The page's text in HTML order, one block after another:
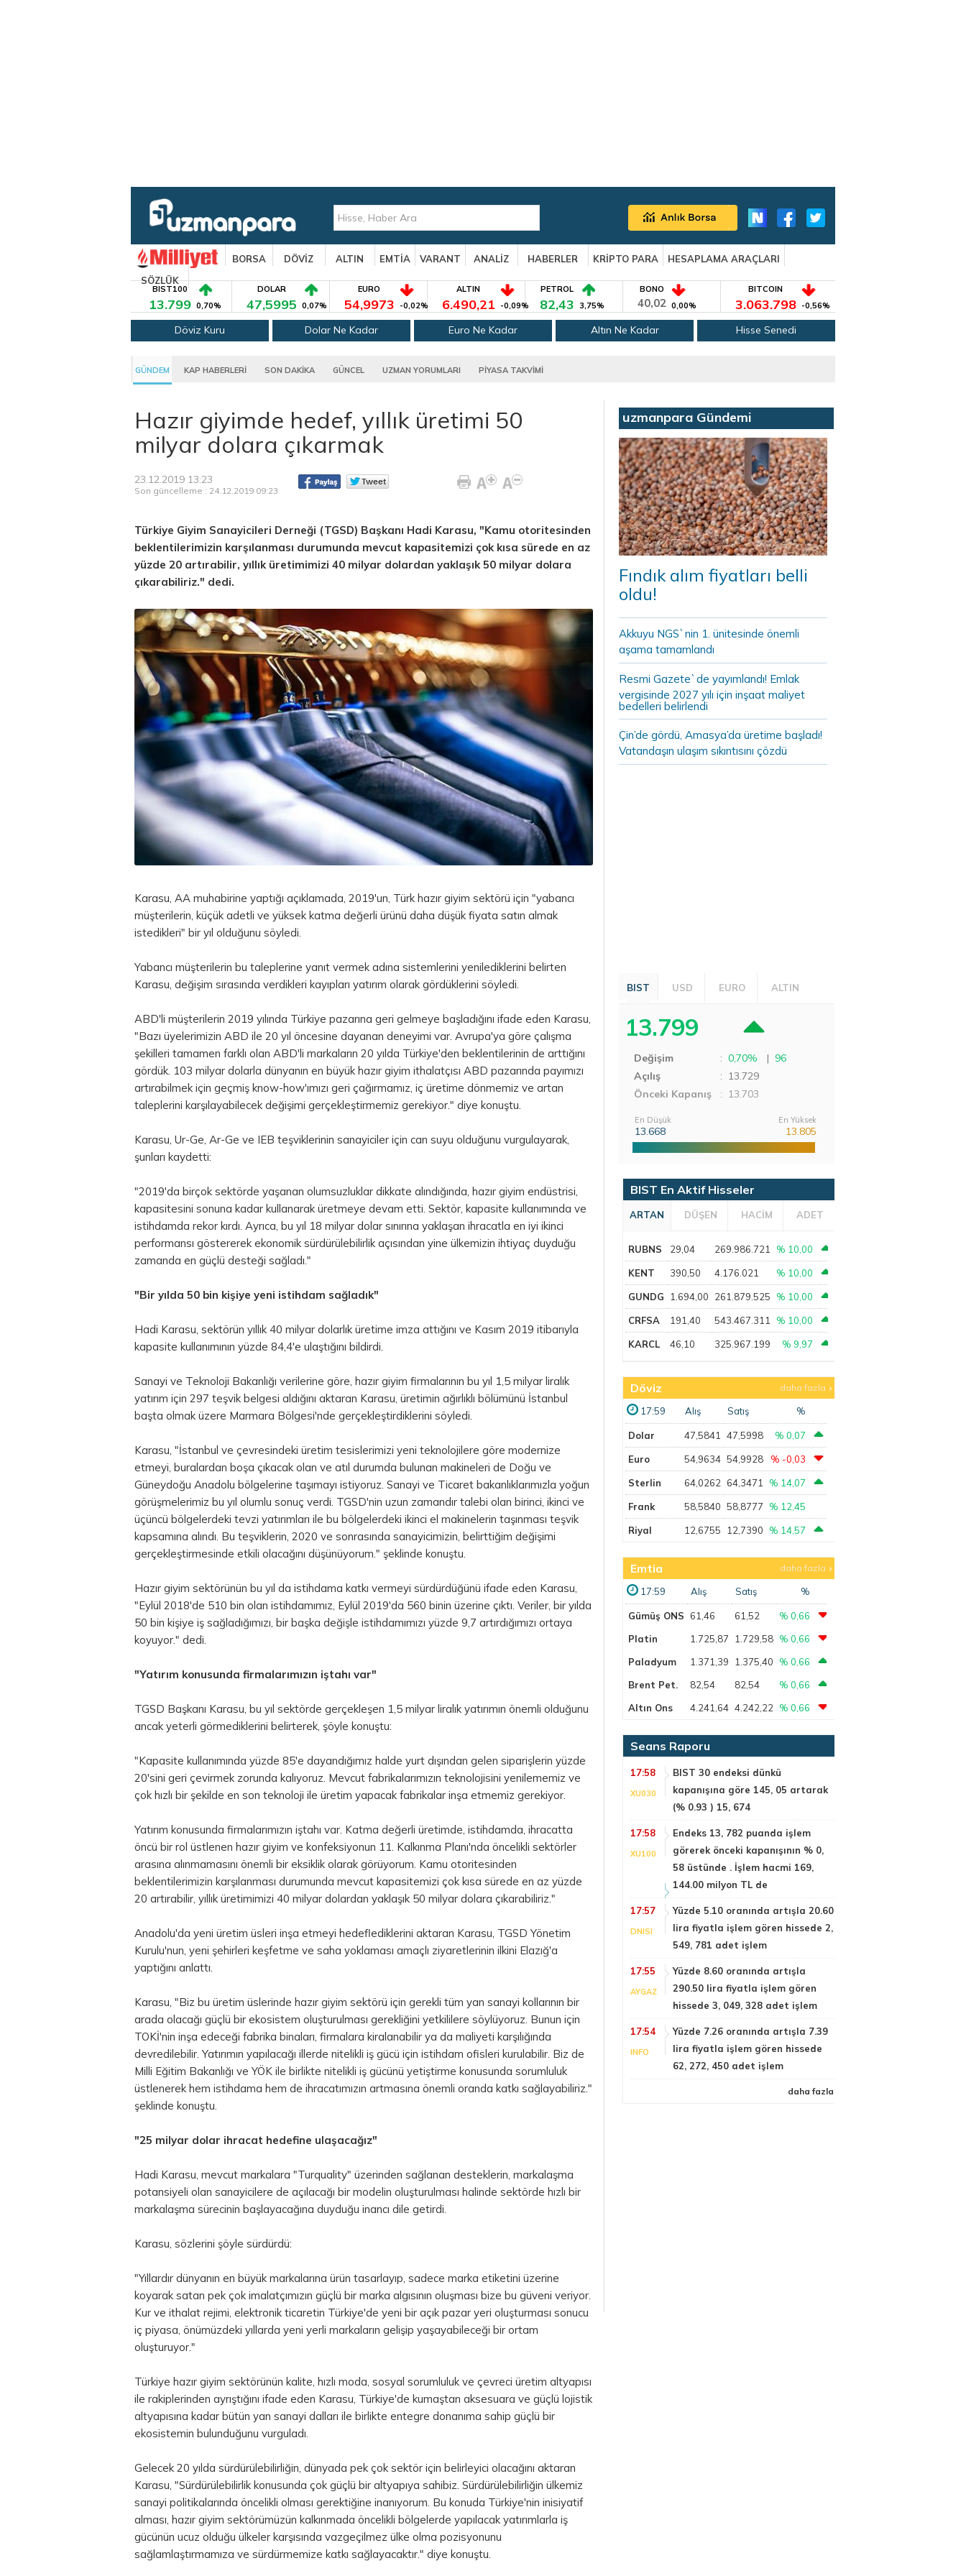
BORSA DÖVİZ ALTIN EMTİA VARANT ANALİZ HABERLER KRİPTO PARA
HESAPLAMA ARAÇLARI
SÖZLÜK
BIST100
13.799 0,70%
DOLAR
47,5995 0,07%
EURO
54,9973 -0,02%
ALTIN
6.490,21 -0,09%
PETROL
82,43 3,75%
BONO
40,02 0,00%
BITCOIN
3.063.798 -0,56%
Döviz Kuru Dolar Ne Kadar Euro Ne Kadar Altın Ne Kadar Hisse Senedi
GÜNDEM KAP HABERLERİ SON DAKİKA GÜNCEL UZMAN YORUMLARI PİYASA TAKVİMİ
Hazır giyimde hedef, yıllık üretimi 50
milyar dolara çıkarmak
23.12.2019 13:23
Son güncelleme : 24.12.2019 09:23
Türkiye Giyim Sanayicileri Derneği (TGSD) Başkanı Hadi Karasu, "Kamu otoritesinden
beklentilerimizin karşılanması durumunda mevcut kapasitemizi çok kısa sürede en az
yüzde 20 artırabilir, yıllık üretimimizi 40 milyar dolardan yaklaşık 50 milyar dolara
çıkarabiliriz." dedi.
Karasu, AA muhabirine yaptığı açıklamada, 2019'un, Türk hazır giyim sektörü için "yabancı
müşterilerin, küçük adetli ve yüksek katma değerli ürünü daha düşük fiyata satın almak
istedikleri" bir yıl olduğunu söyledi.
Yabancı müşterilerin bu taleplerine yanıt vermek adına sistemlerini yenilediklerini belirten
Karasu, değişim sırasında verdikleri kayıpları yatırım olarak gördüklerini söyledi.
ABD'li müşterilerin 2019 yılında Türkiye pazarına geri gelmeye başladığını ifade eden Karasu,
"Bazı üyelerimizin ABD ile 20 yıl öncesine dayanan deneyimi var. Avrupa'ya göre çalışma
şekilleri tamamen farklı olan ABD'li markaların 20 yılda Türkiye'den beklentilerinin de arttığını
gördük. 103 milyar dolarla dünyanın en büyük hazır giyim ithalatçısı ABD pazarında payımızı
artırabilmek için geçmiş know-how'ımızı geri çağırmamız, iç üretime dönmemiz ve artan
taleplerini karşılayabilecek değişimi gerçekleştirmemiz gerekiyor." diye konuştu.
Karasu, Ur-Ge, Ar-Ge ve IEB teşviklerinin sanayiciler için can suyu olduğunu vurgulayarak,
şunları kaydetti:
"2019'da birçok sektörde yaşanan olumsuzluklar dikkate alındığında, hazır giyim endüstrisi,
kapasitesini sonuna kadar kullanarak üretmeye devam etti. Sektör, kapasite kullanımında ve
istihdamda rekor kırdı. Ayrıca, bu yıl 18 milyar dolar sınırına yaklaşan ihracatla en iyi ikinci
performansı göstererek ekonomik sürdürülebilirlik açısından yine ülkemizin ihtiyaç duyduğu
zamanda en güçlü desteği sağladı."
"Bir yılda 50 bin kişiye yeni istihdam sağladık"
Hadi Karasu, sektörün yıllık 40 milyar dolarlık üretime imza attığını ve Kasım 2019 itibarıyla
kapasite kullanımının yüzde 84,4'e ulaştığını bildirdi.
Sanayi ve Teknoloji Bakanlığı verilerine göre, hazır giyim firmalarının bu yıl 1,5 milyar liralık
yatırım için 297 teşvik belgesi aldığını aktaran Karasu, üretimin ağırlıklı bölümünü İstanbul
başta olmak üzere Marmara Bölgesi'nde gerçekleştirdiklerini söyledi.
Karasu, "İstanbul ve çevresindeki üretim tesislerimizi yeni teknolojilere göre modernize
etmeyi, buralardan boşa çıkacak olan ve atıl durumda bulunan makineleri de Doğu ve
Güneydoğu Anadolu bölgelerine taşımayı istiyoruz. Sanayi ve Ticaret bakanlıklarımızla yoğun
görüşmelerimiz bu yıl olumlu sonuç verdi. TGSD'nin uzun zamandır talebi olan birinci, ikinci ve
üçüncü bölgelerdeki tevzi yatırımları ile bu bölgelerdeki ikinci el makinelerin taşınması teşvik
kapsamına alındı. Bu teşviklerin, 2020 ve sonrasında sanayicimizin, belirttiğim değişimi
gerçekleştirmesinde etkili olacağını düşünüyorum." şeklinde konuştu.
Hazır giyim sektörünün bu yıl da istihdama katkı vermeyi sürdürdüğünü ifade eden Karasu,
"Eylül 2018'de 510 bin olan istihdamımız, Eylül 2019'da 560 binin üzerine çıktı. Veriler, bir yılda
50 bin kişiye iş sağladığımızı, bir başka değişle istihdamımızı yüzde 9,7 artırdığımızı ortaya
koyuyor." dedi.
"Yatırım konusunda firmalarımızın iştahı var"
TGSD Başkanı Karasu, bu yıl sektörde gerçekleşen 1,5 milyar liralık yatırımın önemli olduğunu
ancak yeterli görmediklerini belirterek, şöyle konuştu:
"Kapasite kullanımında yüzde 85'e dayandığımız halde yurt dışından gelen siparişlerin yüzde
20'sini geri çevirmek zorunda kalıyoruz. Mevcut fabrikalarımızın teknolojisini yenilememiz ve
çok hızlı bir şekilde en son teknoloji ile üretim yapacak fabrikalar inşa etmemiz gerekiyor.
Yatırım konusunda firmalarımızın iştahı var. Katma değerli üretimde, istihdamda, ihracatta
öncü bir rol üstlenen hazır giyim ve konfeksiyonun 11. Kalkınma Planı'nda öncelikli sektörler
arasına alınmamasını önemli bir eksiklik olarak görüyorum. Kamu otoritesinden
beklentilerimizin karşılanması durumunda mevcut kapasitemizi çok kısa sürede en az yüzde
20 artırabilir, yıllık üretimimizi 40 milyar dolardan yaklaşık 50 milyar dolara çıkarabiliriz."
Anadolu'da yeni üretim üsleri inşa etmeyi hedeflediklerini aktaran Karasu, TGSD Yönetim
Kurulu'nun, yeni şehirleri keşfetme ve saha yoklaması amaçlı ziyaretlerinin ilkini Elazığ'a
yaptığını anlattı.
Karasu, "Biz bu üretim üslerinde hazır giyim sektörü için gerekli tüm yan sanayi kollarının bir
arada olacağı güçlü bir ekosistem oluşturulması gerekliğini yetkililere söylüyoruz. Bunun için
TOKİ'nin inşa edeceği fabrika binaları, firmalara kiralanabilir ya da maliyeti karşılığında
devredilebilir. Yatırımın yapılacağı illerde nitelikli iş gücü için istihdam ofisleri kurulabilir. Biz de
Milli Eğitim Bakanlığı ve YÖK ile birlikte nitelikli iş gücünü yetiştirme konusunda sorumluluk
üstlenerek hem istihdama hem de ihracatımızın artmasına önemli oranda katkı sağlayabiliriz."
şeklinde konuştu.
"25 milyar dolar ihracat hedefine ulaşacağız"
Hadi Karasu, mevcut markalara "Turquality" üzerinden sağlanan desteklerin, markalaşma
potansiyeli olan sanayicilere de açılacağı bir modelin oluşturulması halinde sektörde hızlı bir
markalaşma sürecinin başlayacağına duyduğu inancı dile getirdi.
Karasu, sözlerini şöyle sürdürdü:
"Yıllardır dünyanın en büyük markalarına ürün tasarlayıp, sadece marka etiketini üzerine
koyarak satan pek çok imalatçımızın güçlü bir marka algısının oluşması bize bu güveni veriyor.
Kur ve ithalat rejimi, elektronik ticaretin Türkiye'de yeni bir açık pazar yeri oluşturması sonucu
iç piyasa, önümüzdeki yıllarda yeni yerli markaların gelişip yaşayabileceği bir ortam
oluşturuyor."
Türkiye hazır giyim sektörünün kalite, hızlı moda, sosyal sorumluluk ve çevreci üretim altyapısı
ile rakiplerinden ayrıştığını ifade eden Karasu, Türkiye'de kumaştan aksesuara ve güçlü lojistik
altyapısına kadar bütün yan sanayi dalları ile birlikte entegre donanıma sahip güçlü bir
ekosistemin bulunduğunu vurguladı.
Gelecek 20 yılda sürdürülebilirliğin, dünyada pek çok sektör için belirleyici olacağını aktaran
Karasu, "Sürdürülebilirlik konusunda çok güçlü bir altyapıya sahibiz. Sürdürülebilirliğin ülkemiz
sanayi politikalarında öncelikli olması gerektiğine inanıyorum. Bu konuda Türkiye'nin inisiyatif
alması, hazır giyim sektörümüzün kalkınmada öncelikli bölgelerde yapılacak yatırımlarla iş
gücünün ucuz olduğu ülkeler karşısında vazgeçilmez ülke olma pozisyonunu
sağlamlaştırmamıza ve sürdürmemize katkı sağlayacaktır." diye konuştu.
uzmanpara Gündemi
Fındık alım fiyatları belli
oldu!
Akkuyu NGS`nin 1. ünitesinde önemli
aşama tamamlandı
Resmi Gazete`de yayımlandı! Emlak
vergisinde 2027 yılı için inşaat maliyet
bedelleri belirlendi
Çin’de gördü, Amasya’da üretime başladı!
Vatandaşın ulaşım sıkıntısını çözdü
BIST USD EURO ALTIN
13.799
Değişim : 0,70% | 96
Açılış
: 13.729
Önceki Kapanış
: 13.703
En Düşük
13.668
En Yüksek
13.805
BIST En Aktif Hisseler
ARTAN DÜŞEN HACİM ADET
RUBNS 29,04 269.986.721 % 10,00
KENT 390,50 4.176.021 % 10,00
GUNDG 1.694,00 261.879.525 % 10,00
CRFSA 191,40 543.467.311 % 10,00
KARCL 46,10 325.967.199 % 9,97
Döviz daha fazla
17:59 Alış Satış %
Dolar 47,5841 47,5998 % 0,07
Euro 54,9634 54,9928 % -0,03
Sterlin 64,0262 64,3471 % 14,07
Frank 58,5840 58,8777 % 12,45
Riyal 12,6755 12,7390 % 14,57
Emtia daha fazla
17:59 Alış Satış %
Gümüş ONS 61,46 61,52
% 0,66
Platin
1.725,87 1.729,58 % 0,66
Paladyum
1.371,39 1.375,40
% 0,66
Brent Pet.
82,54 82,54
% 0,66
Altın Ons
4.241,64 4.242,22 % 0,66
Seans Raporu
17:58
XU030
BIST 30 endeksi dünkü
kapanışına göre 145, 05 artarak
(% 0.93 ) 15, 674
17:58
XU100
Endeks 13, 782 puanda işlem
görerek önceki kapanışının % 0,
58 üstünde . İşlem hacmi 169,
144.00 milyon TL de
17:57
DNISI
Yüzde 5.10 oranında artışla 20.60
lira fiyatla işlem gören hissede 2,
549, 781 adet işlem
17:55
AYGAZ
Yüzde 8.60 oranında artışla
290.50 lira fiyatla işlem gören
hissede 3, 049, 328 adet işlem
17:54
INFO
Yüzde 7.26 oranında artışla 7.39
lira fiyatla işlem gören hissede
62, 272, 450 adet işlem
daha fazla